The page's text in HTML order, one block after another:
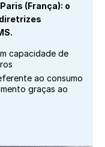
(França): o
capacidade de
ao consumo
graças ao